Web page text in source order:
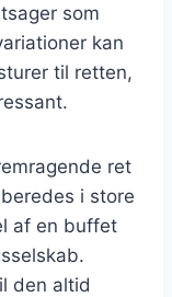
som
kan
til retten,
ret
i store
af en buffet
den altid